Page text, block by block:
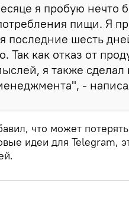
я пробую нечто
пищи. Я
последние шесть
Так как отказ от
я также сделал
-
что может
идеи для Telegram,